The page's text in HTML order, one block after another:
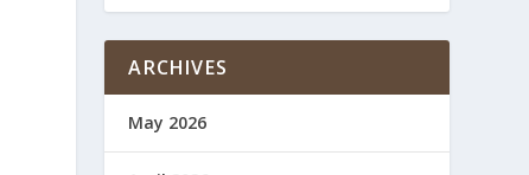
ARCHIVES
May 2026